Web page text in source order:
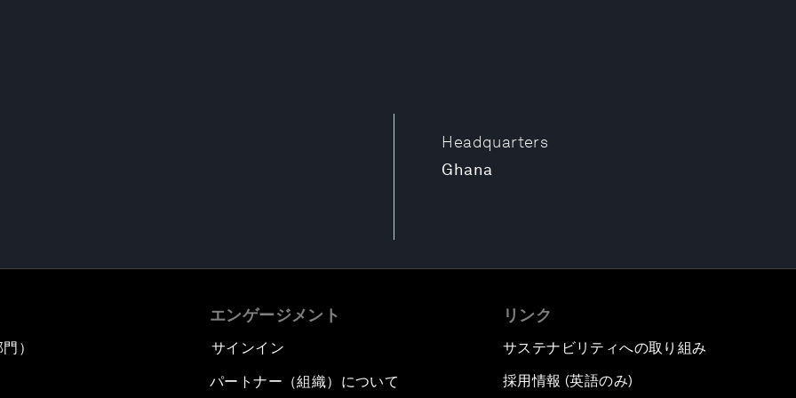
Headquarters
Ghana
）
エンゲージメント
サインイン
パートナー（組織）について
リンク
サステナビリティへの取り組み
採用情報 (英語のみ)